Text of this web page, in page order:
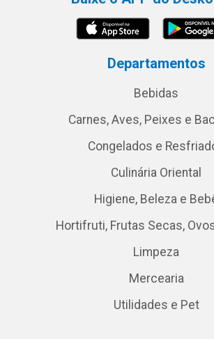
Departamentos
Bebidas
Carnes, Aves, Peixes e
Congelados e
Culinária Oriental
Higiene, Beleza e
Hortifruti, Frutas Secas,
Limpeza
Mercearia
Utilidades e Pet